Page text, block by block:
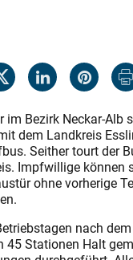
im Bezirk Neckar-Alb
dem Landkreis
Seither tourt der
Impfwillige können
ohne vorherige
nach
45 Stationen Halt